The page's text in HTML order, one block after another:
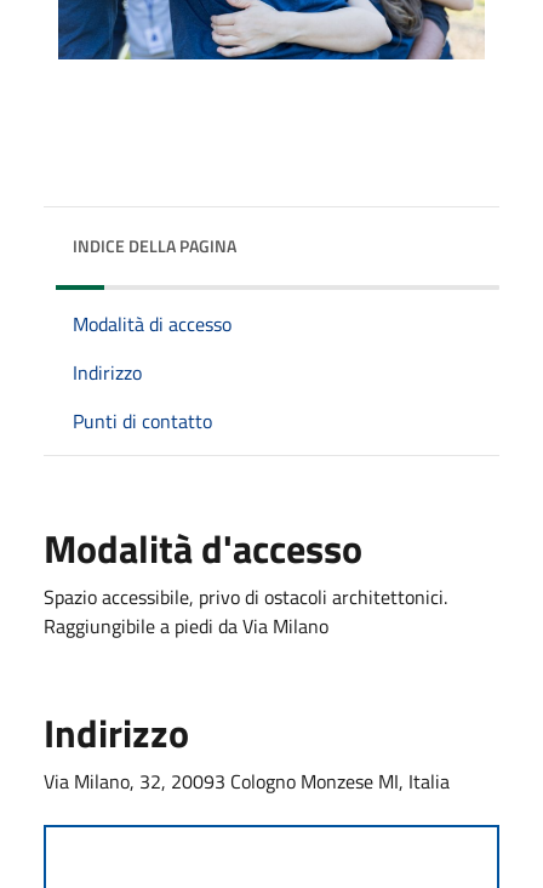
INDICE DELLA PAGINA
Modalità di accesso
Indirizzo
Punti di contatto
Modalità d'accesso
Spazio accessibile, privo di ostacoli architettonici.
Raggiungibile a piedi da Via Milano
Indirizzo
Via Milano, 32, 20093 Cologno Monzese MI, Italia